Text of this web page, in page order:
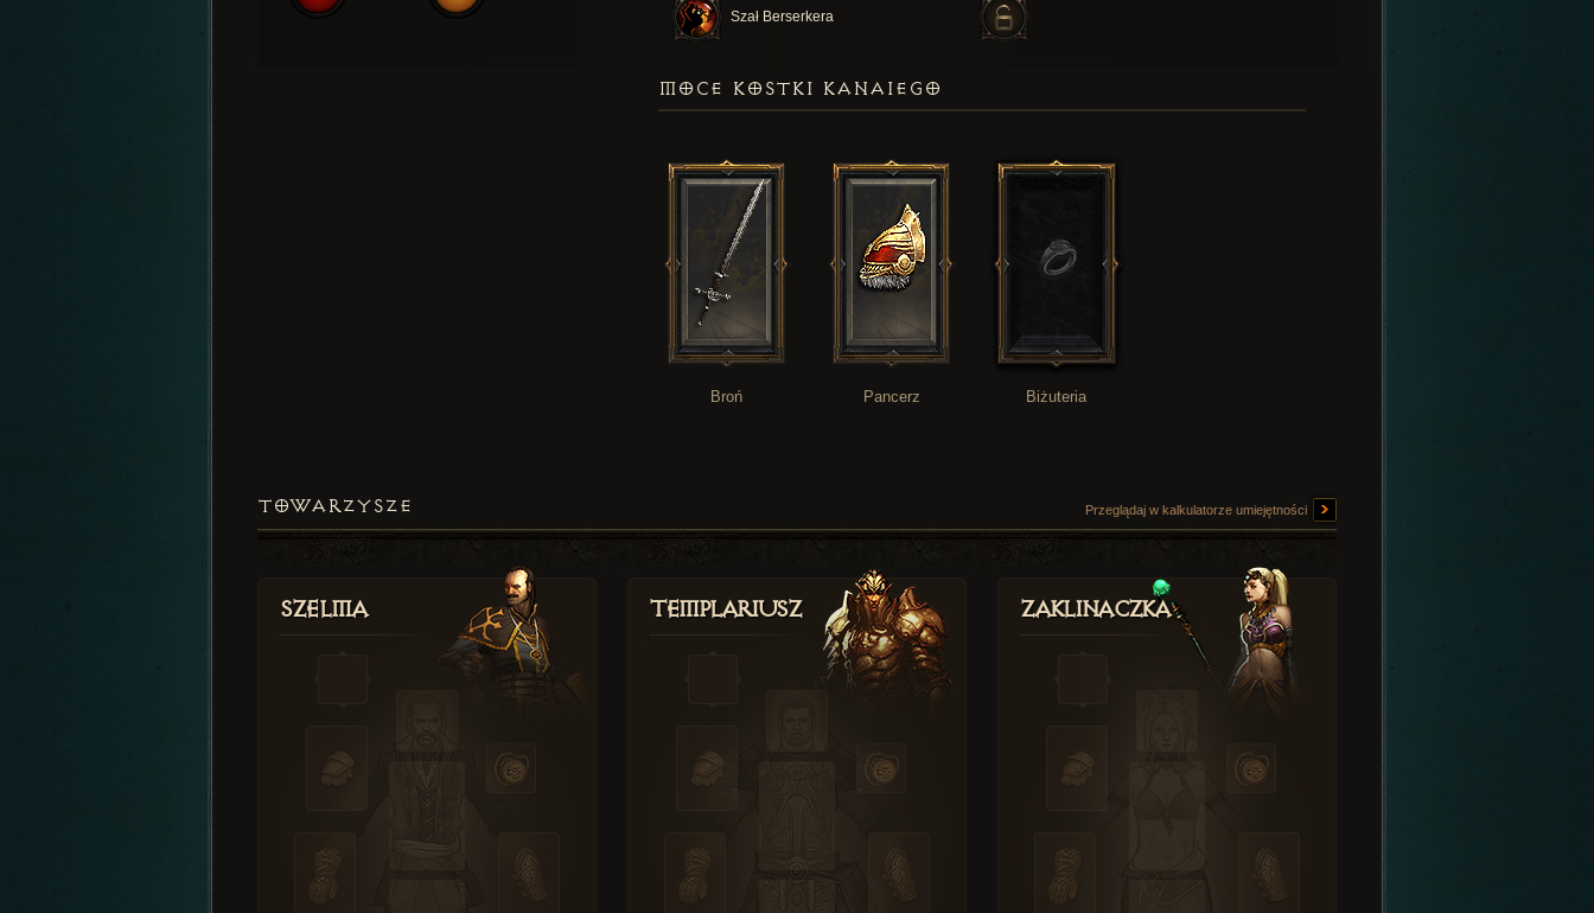
Szał Berserkera
MOCE KOSTKI KANAIEGO
Broń Pancerz Biżuteria
TOWARZYSZE Przeglądaj w kalkulatorze umiejętności
Szelma Templariusz Zaklinaczka